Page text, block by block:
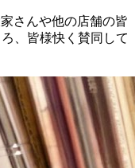
さんや他の店舗の皆
、皆様快く賛同して